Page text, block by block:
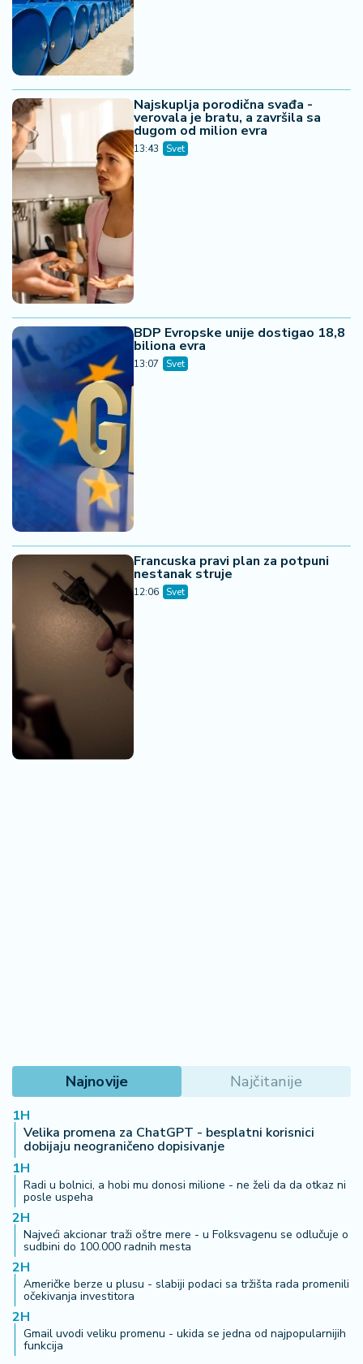
Najskuplja porodična svađa -
verovala je bratu, a završila sa
dugom od milion evra
13:43 Svet
BDP Evropske unije dostigao 18,8
biliona evra
13:07 Svet
Francuska pravi plan za potpuni
nestanak struje
12:06 Svet
Najnovije Najčitanije
1H
Velika promena za ChatGPT - besplatni korisnici
dobijaju neograničeno dopisivanje
1H
Radi u bolnici, a hobi mu donosi milione - ne želi da da otkaz ni
posle uspeha
2H
Najveći akcionar traži oštre mere - u Folksvagenu se odlučuje o
sudbini do 100.000 radnih mesta
2H
Američke berze u plusu - slabiji podaci sa tržišta rada promenili
očekivanja investitora
2H
Gmail uvodi veliku promenu - ukida se jedna od najpopularnijih
funkcija